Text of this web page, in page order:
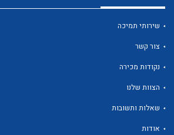
לכל מוצרי היצרן
שירותי תמיכה
צור קשר
נקודות מכירה
הצוות שלנו
שאלות ותשובות
אודות